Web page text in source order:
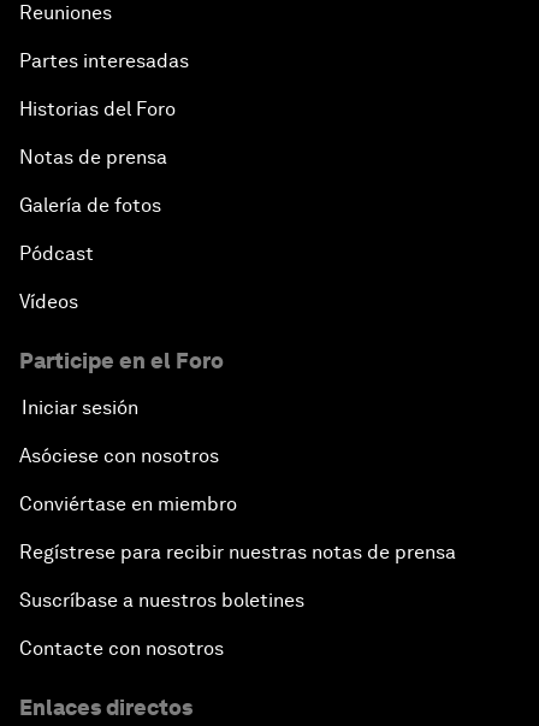
Reuniones
Partes interesadas
Historias del Foro
Notas de prensa
Galería de fotos
Pódcast
Vídeos
Participe en el Foro
Iniciar sesión
Asóciese con nosotros
Conviértase en miembro
Regístrese para recibir nuestras notas de prensa
Suscríbase a nuestros boletines
Contacte con nosotros
Enlaces directos